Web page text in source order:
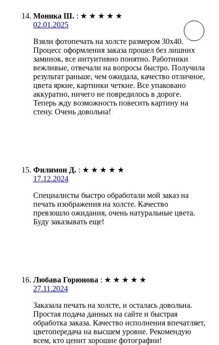
Моника Ш. : ★ ★ ★ ★ ★
02.01.2025
Взяли фотопечать на холсте размером 30х40.
Процесс оформления заказа прошел без лишних
заминок, все интуитивно понятно. Работники
вежливые, отвечали на вопросы быстро. Получила
результат раньше, чем ожидала, качество отличное,
цвета яркие, картинки четкие. Все упаковано
аккуратно, ничего не повредилось в дороге.
Теперь жду возможность повесить картину на
стену. Очень довольна!
Филимон Д. : ★ ★ ★ ★ ★
17.12.2024
Специалисты быстро обработали мой заказ на
печать изображения на холсте. Качество
превзошло ожидания, очень натуральные цвета.
Буду заказывать еще!
Любава Горюнова : ★ ★ ★ ★ ★
27.11.2024
Заказала печать на холсте, и осталась довольна.
Простая подача данных на сайте и быстрая
обработка заказа. Качество исполнения впечатляет,
цветопередача на высшем уровне. Рекомендую
всем, кто ценит хорошие фотографии!